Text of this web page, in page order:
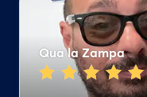
Qua la Zampa